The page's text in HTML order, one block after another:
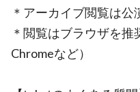
＊アーカイブ閲覧は
＊閲覧はブラウザを推
Chromeなど）